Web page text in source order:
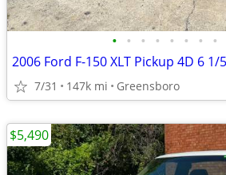
• • • • • • • •
2006 Ford F-150 XLT Pickup 4D 6 1/5
7/31 147k mi Greensboro
$5,490